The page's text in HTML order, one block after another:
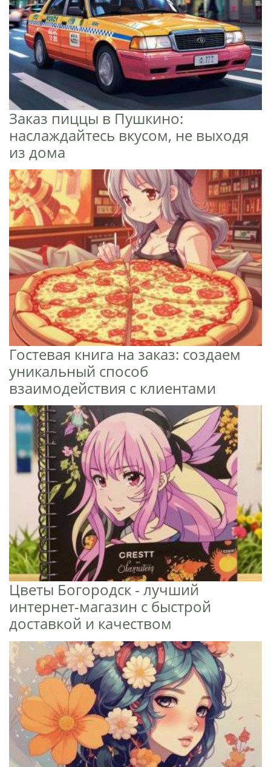
Заказ пиццы в Пушкино:
наслаждайтесь вкусом, не выходя
из дома
Гостевая книга на заказ: создаем
уникальный способ
взаимодействия с клиентами
Цветы Богородск - лучший
интернет-магазин с быстрой
доставкой и качеством